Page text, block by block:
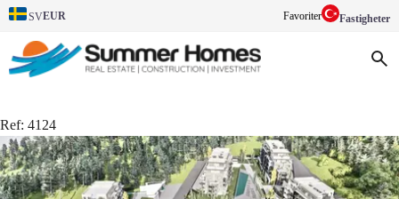
SVEUR Favoriter Fastigheter
Ref: 4124